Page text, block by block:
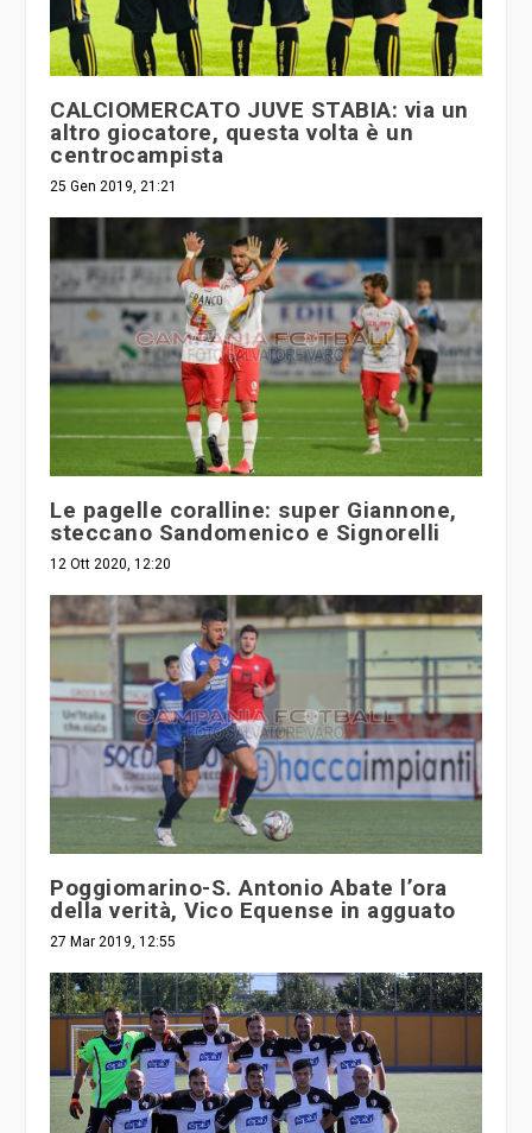
CALCIOMERCATO JUVE STABIA: via un
altro giocatore, questa volta è un
centrocampista
25 Gen 2019, 21:21
Le pagelle coralline: super Giannone,
steccano Sandomenico e Signorelli
12 Ott 2020, 12:20
Poggiomarino-S. Antonio Abate l’ora
della verità, Vico Equense in agguato
27 Mar 2019, 12:55